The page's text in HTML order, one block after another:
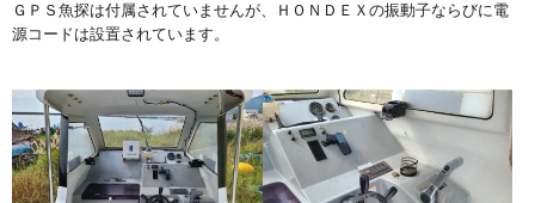
ＧＰＳ魚探は付属されていませんが、ＨＯＮＤＥＸの振動子ならびに電
源コードは設置されています。